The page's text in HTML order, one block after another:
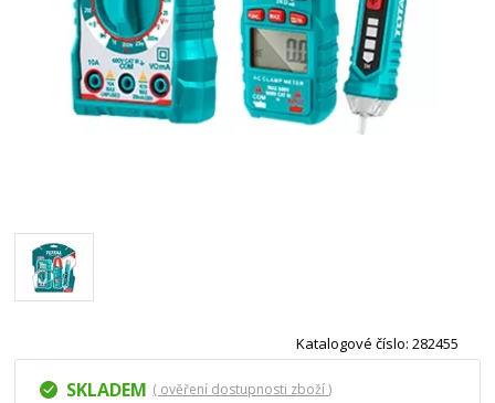
Katalogové číslo: 282455
SKLADEM ( ověření dostupnosti zboží )